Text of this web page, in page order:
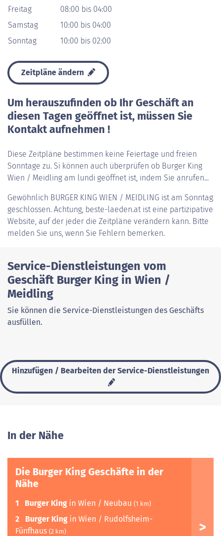
Freitag
08:00 bis 04:00
Samstag
10:00 bis 04:00
Sonntag
10:00 bis 02:00
Zeitpläne ändern
Um herauszufinden ob Ihr Geschäft an
diesen Tagen geöffnet ist, müssen Sie
Kontakt aufnehmen !
Diese Zeitpläne bestimmen keine Feiertage und freien
Sonntage zu. Si können auch überprüfen ob Burger King
Wien / Meidling am lundi geöffnet ist, indem Sie anrufen...
Gewöhnlich BURGER KING WIEN / MEIDLING ist am Sonntag
geschlossen. Achtung, beste-laeden.at ist eine partizipative
Website, auf der jeder die Zeitpläne verändern kann. Bitte
melden Sie uns, wenn Sie Fehlern bemerken.
Service-Dienstleistungen vom
Geschäft Burger King in Wien /
Meidling
Sie können die Service-Dienstleistungen des Geschäfts
ausfüllen.
Hinzufügen / Bearbeiten der Service-Dienstleistungen
In der Nähe
Die Burger King Geschäfte in der
Nähe
1 Burger King in Wien / Neubau (1 km)
2 Burger King in Wien / Rudolfsheim-
Fünfhaus (2 km)